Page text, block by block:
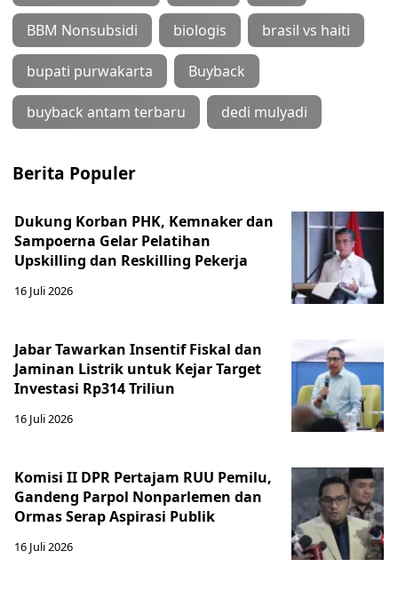
BBM Nonsubsidi biologis brasil vs haiti
bupati purwakarta Buyback
buyback antam terbaru dedi mulyadi
Berita Populer
Dukung Korban PHK, Kemnaker dan
Sampoerna Gelar Pelatihan
Upskilling dan Reskilling Pekerja
16 Juli 2026
Jabar Tawarkan Insentif Fiskal dan
Jaminan Listrik untuk Kejar Target
Investasi Rp314 Triliun
16 Juli 2026
Komisi II DPR Pertajam RUU Pemilu,
Gandeng Parpol Nonparlemen dan
Ormas Serap Aspirasi Publik
16 Juli 2026